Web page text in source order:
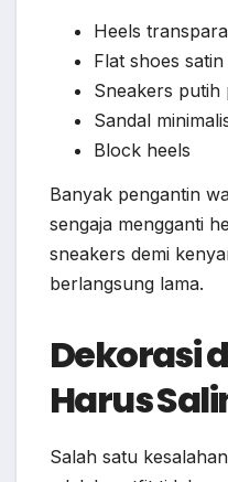
Heels
Flat shoes satin
Sneakers putih
Sandal
Block heels
Banyak pengantin
sengaja mengganti
sneakers demi
berlangsung lama.
Dekorasi
Harus
Salah satu